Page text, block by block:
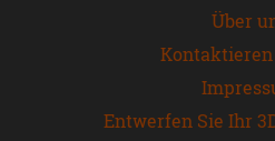
Über
Kontaktieren
Entwerfen Sie Ihr